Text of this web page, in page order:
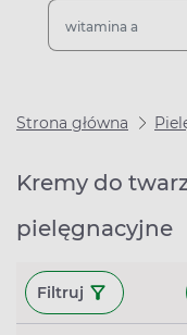
Strona główna
Kremy do
pielęgnacyjne
Filtruj